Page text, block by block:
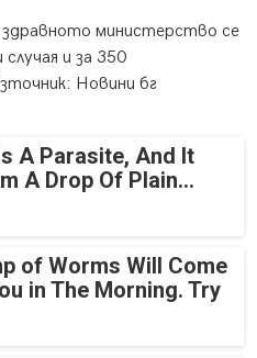
здравното министерство се
и за 350
Новини бг
A Parasite, And It
A Drop Of Plain...
of Worms Will Come
in The Morning. Try